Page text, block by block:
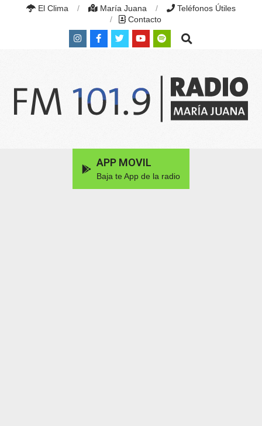
El Clima María Juana
Teléfonos Útiles
Contacto
Search
APP MOVIL
Baja te App de la radio